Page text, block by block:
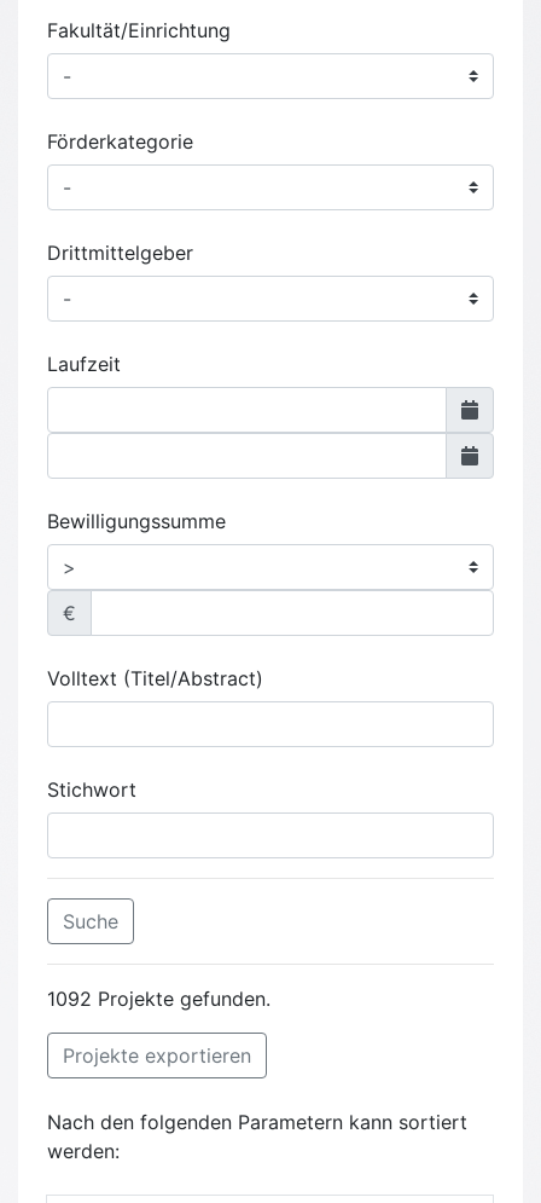
Fakultät/Einrichtung
Förderkategorie
Drittmittelgeber
Laufzeit
Bewilligungssumme
€
Volltext (Titel/Abstract)
Stichwort
Suche
1092 Projekte gefunden.
Projekte exportieren
Nach den folgenden Parametern kann sortiert
werden: